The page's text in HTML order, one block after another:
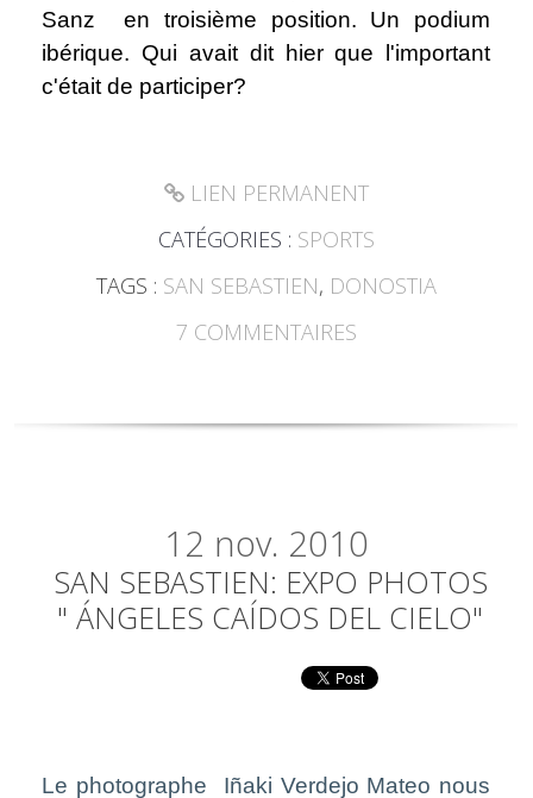
Sanz en troisième position. Un podium
ibérique. Qui avait dit hier que l'important
c'était de participer?
LIEN PERMANENT
CATÉGORIES : SPORTS
TAGS : SAN SEBASTIEN, DONOSTIA
7 COMMENTAIRES
12 nov. 2010
SAN SEBASTIEN: EXPO PHOTOS
" ÁNGELES CAÍDOS DEL CIELO"
Le photographe Iñaki Verdejo Mateo nous